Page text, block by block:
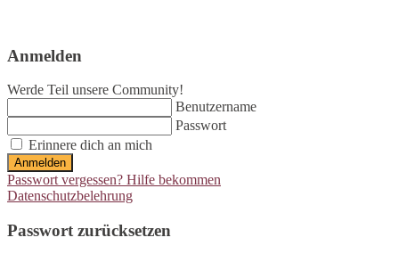
Anmelden
Werde Teil unsere Community!
Benutzername
Passwort
Erinnere dich an mich
Anmelden
Passwort vergessen? Hilfe bekommen
Datenschutzbelehrung
Passwort zurücksetzen